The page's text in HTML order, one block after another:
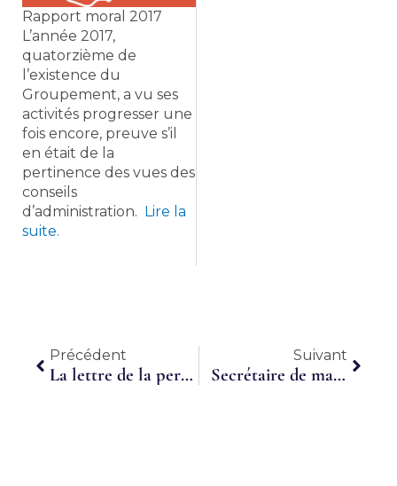
Rapport moral 2017
L’année 2017,
quatorzième de
l’existence du
Groupement, a vu ses
activités progresser une
fois encore, preuve s’il
en était de la
pertinence des vues des
conseils
d’administration.
Lire la
suite.
Précédent
Précédent
La lettre de la performance commerciale – Été 2018
Suivant
Secrétaire de mairie de cinq communes, Chantal Moro laisse un grand vide